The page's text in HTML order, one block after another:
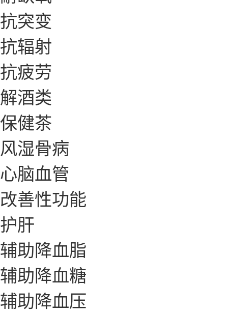
抗突变
抗辐射
抗疲劳
解酒类
保健茶
风湿骨病
心脑血管
改善性功能
护肝
辅助降血脂
辅助降血糖
辅助降血压